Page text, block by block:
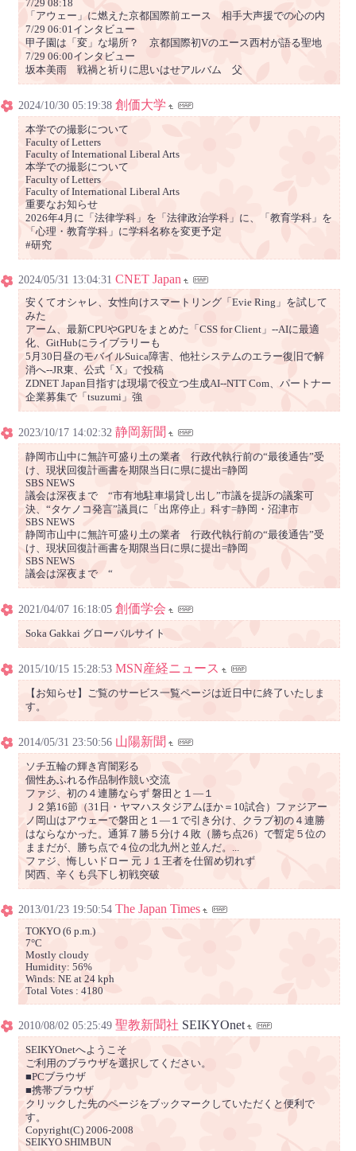
7/29 08:18
「アウェー」に燃えた京都国際前エース 相手大声援での心の内
7/29 06:01インタビュー
甲子園は「変」な場所？ 京都国際初Vのエース西村が語る聖地
7/29 06:00インタビュー
坂本美雨 戦禍と祈りに思いはせアルバム 父
2024/10/30 05:19:38 創価大学
本学での撮影について
Faculty of Letters
Faculty of International Liberal Arts
本学での撮影について
Faculty of Letters
Faculty of International Liberal Arts
重要なお知らせ
2026年4月に「法律学科」を「法律政治学科」に、「教育学科」を
「心理・教育学科」に学科名称を変更予定
#研究
2024/05/31 13:04:31 CNET Japan
安くてオシャレ、女性向けスマートリング「Evie Ring」を試して
みた
アーム、最新CPUやGPUをまとめた「CSS for Client」--AIに最適
化、GitHubにライブラリーも
5月30日昼のモバイルSuica障害、他社システムのエラー復旧で解
消へ--JR東、公式「X」で投稿
ZDNET Japan目指すは現場で役立つ生成AI--NTT Com、パートナー
企業募集で「tsuzumi」強
2023/10/17 14:02:32 静岡新聞
静岡市山中に無許可盛り土の業者 行政代執行前の“最後通告”受
け、現状回復計画書を期限当日に県に提出=静岡
SBS NEWS
議会は深夜まで “市有地駐車場貸し出し”市議を提訴の議案可
決、“タケノコ発言”議員に「出席停止」科す=静岡・沼津市
SBS NEWS
静岡市山中に無許可盛り土の業者 行政代執行前の“最後通告”受
け、現状回復計画書を期限当日に県に提出=静岡
SBS NEWS
議会は深夜まで “
2021/04/07 16:18:05 創価学会
Soka Gakkai グローバルサイト
2015/10/15 15:28:53 MSN産経ニュース
【お知らせ】ご覧のサービス一覧ページは近日中に終了いたしま
す。
2014/05/31 23:50:56 山陽新聞
ソチ五輪の輝き宵闇彩る
個性あふれる作品制作競い交流
ファジ、初の４連勝ならず 磐田と１―１
Ｊ２第16節（31日・ヤマハスタジアムほか＝10試合）ファジアー
ノ岡山はアウェーで磐田と１―１で引き分け、クラブ初の４連勝
はならなかった。通算７勝５分け４敗（勝ち点26）で暫定５位の
ままだが、勝ち点で４位の北九州と並んだ。...
ファジ、悔しいドロー 元Ｊ１王者を仕留め切れず
関西、辛くも呉下し初戦突破
2013/01/23 19:50:54 The Japan Times
TOKYO (6 p.m.)
7°C
Mostly cloudy
Humidity: 56%
Winds: NE at 24 kph
Total Votes : 4180
2010/08/02 05:25:49 聖教新聞社 SEIKYOnet
SEIKYOnetへようこそ
ご利用のブラウザを選択してください。
■PCブラウザ
■携帯ブラウザ
クリックした先のページをブックマークしていただくと便利で
す。
Copyright(C) 2006-2008
SEIKYO SHIMBUN